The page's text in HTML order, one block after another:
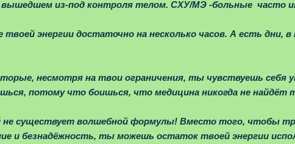
вышедшем из-под контроля телом. СХУ/МЭ -больные часто
энергии достаточно на несколько часов. А есть дни,
несмотря на твои ограничения, ты чувствуешь
потому что боишься, что медицина никогда не
не существует волшебной формулы! Вместо того, чтобы
и безнадёжность, ты можешь остаток твоей энергии